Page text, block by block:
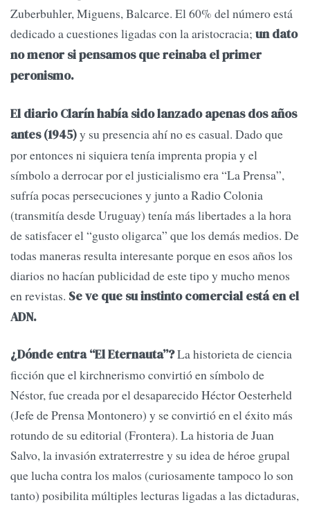
Zuberbuhler, Miguens, Balcarce. El 60% del número está
dedicado a cuestiones ligadas con la aristocracia; un dato
no menor si pensamos que reinaba el primer
peronismo.
El diario Clarín había sido lanzado apenas dos años
antes (1945)y su presencia ahí no es casual. Dado que
por entonces ni siquiera tenía imprenta propia y el
símbolo a derrocar por el justicialismo era “La Prensa”,
sufría pocas persecuciones y junto a Radio Colonia
(transmitía desde Uruguay) tenía más libertades a la hora
de satisfacer el “gusto oligarca” que los demás medios. De
todas maneras resulta interesante porque en esos años los
diarios no hacían publicidad de este tipo y mucho menos
en revistas. Se ve que su instinto comercial está en el
ADN.
¿Dónde entra “El Eternauta”?La historieta de ciencia
ficción que el kirchnerismo convirtió en símbolo de
Néstor, fue creada por el desaparecido Héctor Oesterheld
(Jefe de Prensa Montonero) y se convirtió en el éxito más
rotundo de su editorial (Frontera). La historia de Juan
Salvo, la invasión extraterrestre y su idea de héroe grupal
que lucha contra los malos (curiosamente tampoco lo son
tanto) posibilita múltiples lecturas ligadas a las dictaduras,